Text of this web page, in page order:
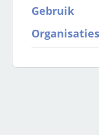
Gebruik
Organisaties